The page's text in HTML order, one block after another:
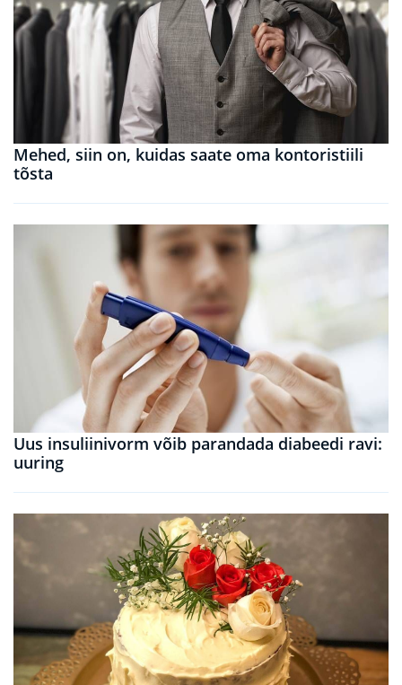
Mehed, siin on, kuidas saate oma kontoristiili
tõsta
Uus insuliinivorm võib parandada diabeedi ravi:
uuring